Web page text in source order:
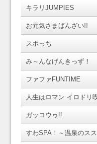
キラリJUMPIES
お元気さまばんざい!!
スポっち
み～んなげんきっず！
ファファFUNTIME
人生はロマン イロドリ
ガッコウゥ!!
すわSPA！～温泉のス